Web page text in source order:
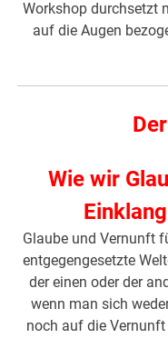
Workshop durchsetzt
auf die Augen
Wie wir
Glaube und Vernunft
entgegengesetzte
der einen oder der
wenn man sich
noch auf die